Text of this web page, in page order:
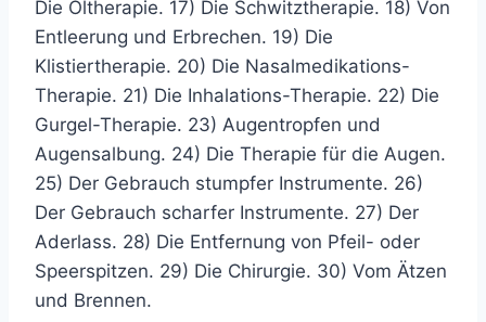
Die Öltherapie. 17) Die Schwitztherapie. 18) Von
Entleerung und Erbrechen. 19) Die
Klistiertherapie. 20) Die Nasalmedikations-
Therapie. 21) Die Inhalations-Therapie. 22) Die
Gurgel-Therapie. 23) Augentropfen und
Augensalbung. 24) Die Therapie für die Augen.
25) Der Gebrauch stumpfer Instrumente. 26)
Der Gebrauch scharfer Instrumente. 27) Der
Aderlass. 28) Die Entfernung von Pfeil- oder
Speerspitzen. 29) Die Chirurgie. 30) Vom Ätzen
und Brennen.